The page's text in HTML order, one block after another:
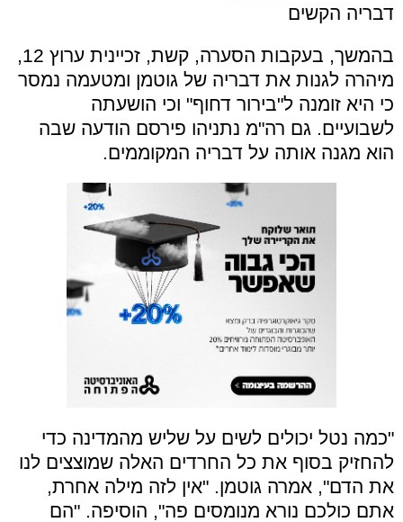
דבריה הקשים
בהמשך, בעקבות הסערה, קשת, זכיינית ערוץ 12,
מיהרה לגנות את דבריה של גוטמן ומטעמה נמסר
כי היא זומנה ל"בירור דחוף" וכי הושעתה
לשבועיים. גם רה"מ נתניהו פירסם הודעה שבה
הוא מגנה אותה על דבריה המקוממים.
"כמה נטל יכולים לשים על שליש מהמדינה כדי
להחזיק בסוף את כל החרדים האלה שמוצצים לנו
את הדם", אמרה גוטמן. "אין לזה מילה אחרת,
אתם כולכם נורא מנומסים פה", הוסיפה. "הם